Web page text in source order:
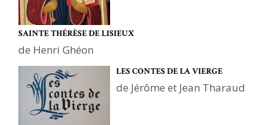
SAINTE THÉRÈSE DE LISIEUX
de Henri Ghéon
LES CONTES DE LA VIERGE
de Jérôme et Jean Tharaud